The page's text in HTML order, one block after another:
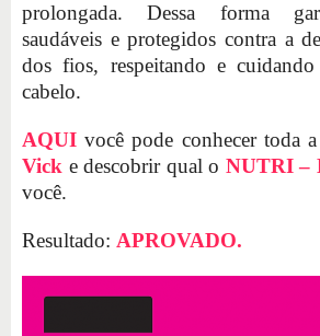
prolongada. Dessa forma
saudáveis e protegidos contra a
dos fios, respeitando e
cabelo.
AQUI você pode conhecer toda
Vick e descobrir qual o NUTRI –
você.
Resultado: APROVADO.